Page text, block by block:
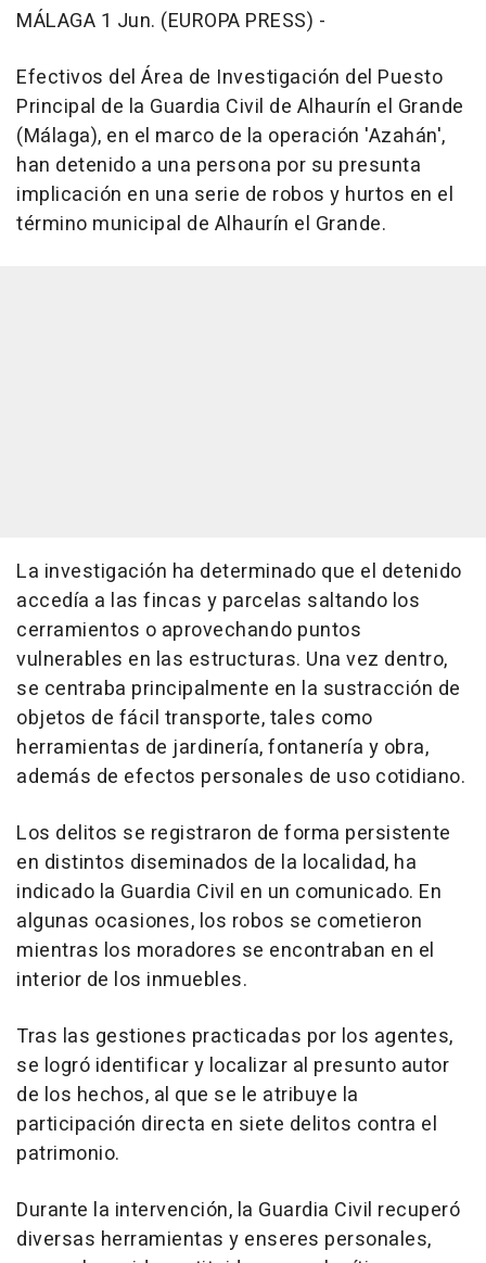
MÁLAGA 1 Jun. (EUROPA PRESS) -
Efectivos del Área de Investigación del Puesto
Principal de la Guardia Civil de Alhaurín el Grande
(Málaga), en el marco de la operación 'Azahán',
han detenido a una persona por su presunta
implicación en una serie de robos y hurtos en el
término municipal de Alhaurín el Grande.
La investigación ha determinado que el detenido
accedía a las fincas y parcelas saltando los
cerramientos o aprovechando puntos
vulnerables en las estructuras. Una vez dentro,
se centraba principalmente en la sustracción de
objetos de fácil transporte, tales como
herramientas de jardinería, fontanería y obra,
además de efectos personales de uso cotidiano.
Los delitos se registraron de forma persistente
en distintos diseminados de la localidad, ha
indicado la Guardia Civil en un comunicado. En
algunas ocasiones, los robos se cometieron
mientras los moradores se encontraban en el
interior de los inmuebles.
Tras las gestiones practicadas por los agentes,
se logró identificar y localizar al presunto autor
de los hechos, al que se le atribuye la
participación directa en siete delitos contra el
patrimonio.
Durante la intervención, la Guardia Civil recuperó
diversas herramientas y enseres personales,